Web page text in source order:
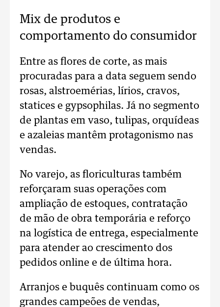
Mix de produtos e
comportamento do consumidor
Entre as flores de corte, as mais
procuradas para a data seguem sendo
rosas, alstroemérias, lírios, cravos,
statices e gypsophilas. Já no segmento
de plantas em vaso, tulipas, orquídeas
e azaleias mantêm protagonismo nas
vendas.
No varejo, as floriculturas também
reforçaram suas operações com
ampliação de estoques, contratação
de mão de obra temporária e reforço
na logística de entrega, especialmente
para atender ao crescimento dos
pedidos online e de última hora.
Arranjos e buquês continuam como os
grandes campeões de vendas,